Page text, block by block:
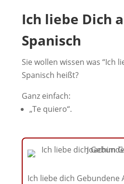
Ich liebe Dich
Spanisch
Sie wollen wissen was “Ich
Spanisch heißt?
Ganz einfach:
„Te quiero“.
Ich liebe dich Gebundene